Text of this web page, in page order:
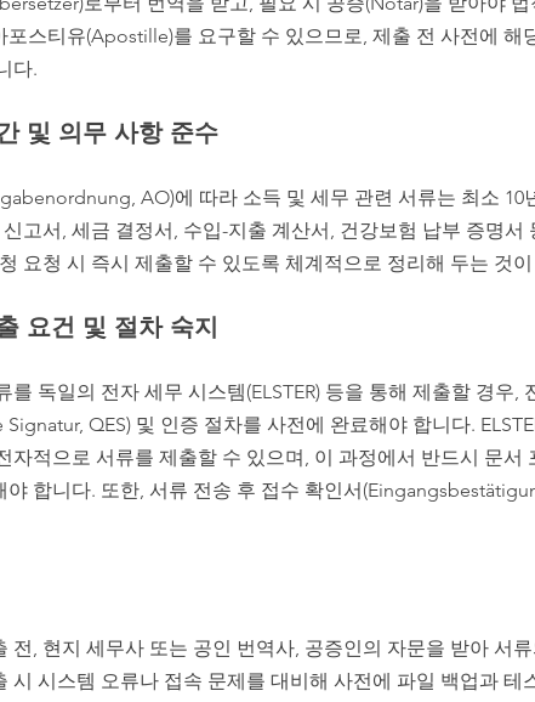
포스티유(Apostille)를 요구할 수 있으므로, 제출 전 사전에 해
다.
및 의무 사항 준수
AO)에 따라 소득 및 세무 관련 서류는 최소 10
고서, 세금 결정서, 수입-지출 계산서, 건강보험 납부 증명서
요청 시 즉시 제출할 수 있도록 체계적으로 정리해 두는 것
요건 및 절차 숙지
를 독일의 전자 세무 시스템(ELSTER) 등을 통해 제출할 경우,
QES) 및 인증 절차를 사전에 완료해야 합니다.
자적으로 서류를 제출할 수 있으며, 이 과정에서 반드시 문서
야 합니다. 또한, 서류 전송 후 접수 확인서
전, 현지 세무사 또는 공인 번역사, 공증인의 자문을 받아 서
시 시스템 오류나 접속 문제를 대비해 사전에 파일 백업과 테